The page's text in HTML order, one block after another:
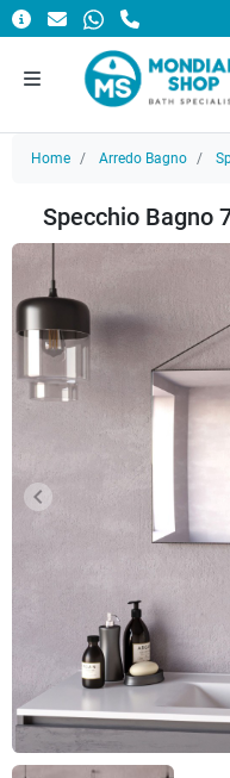
Home Arredo Bagno
Specchio Bagno
Precedente
keyboard_arrow_left